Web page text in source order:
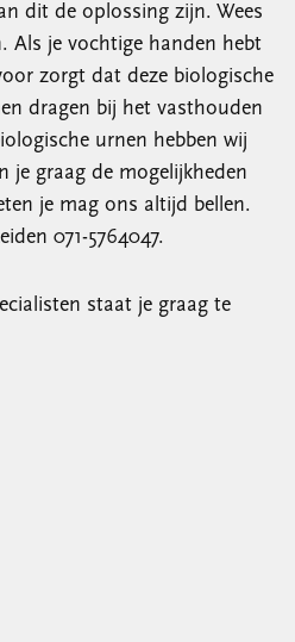
dit de oplossing zijn. Wees
Als je vochtige handen hebt
zorgt dat deze biologische
dragen bij het vasthouden
urnen hebben wij
je graag de mogelijkheden
je mag ons altijd bellen.
071-5764047.
staat je graag te